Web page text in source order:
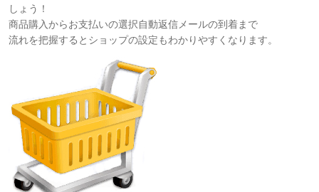
しょう！
商品購入からお支払いの選択自動返信メールの到着まで
流れを把握するとショップの設定もわかりやすくなります。